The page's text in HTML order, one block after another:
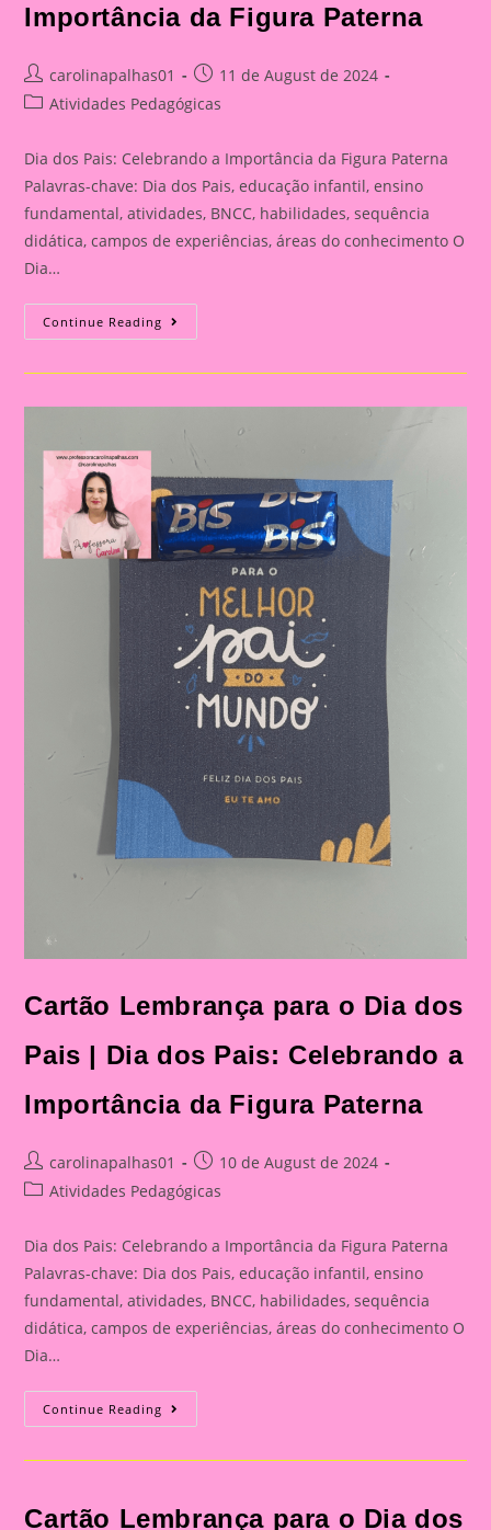
Importância da Figura Paterna
Post
author:
carolinapalhas01
Post
published:
11 de August de 2024
PostAtividades Pedagógicas
Dia dos Pais: Celebrando a Importância da Figura Paterna
Palavras-chave: Dia dos Pais, educação infantil, ensino
fundamental, atividades, BNCC, habilidades, sequência
didática, campos de experiências, áreas do conhecimento O
Dia…
Continue Reading Cartão
Lembrança
O
Pais
Dos
Pais:
Celebrando
A
Importância
Da
Figura
Paterna
Cartão Lembrança para o Dia dos
Pais | Dia dos Pais: Celebrando a
Importância da Figura Paterna
Post
author:
carolinapalhas01
Post
published:
10 de August de 2024
PostAtividades Pedagógicas
Dia dos Pais: Celebrando a Importância da Figura Paterna
Palavras-chave: Dia dos Pais, educação infantil, ensino
fundamental, atividades, BNCC, habilidades, sequência
didática, campos de experiências, áreas do conhecimento O
Dia…
Continue Reading Cartão
Lembrança
O
|
Cartão Lembrança para o Dia dos